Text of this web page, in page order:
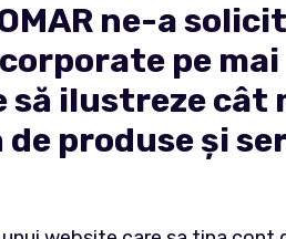
ne-a
pe mai
să ilustreze cât
de produse și